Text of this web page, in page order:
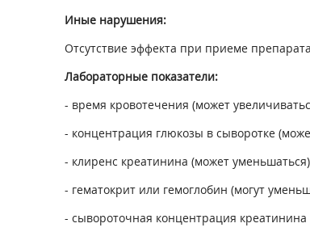
Иные нарушения:
Отсутствие эффекта при приеме препарата
Лабораторные показатели:
- время кровотечения (может
- концентрация глюкозы в сыворотке
- клиренс креатинина (может уменьшаться)
- гематокрит или гемоглобин (могут
- сывороточная концентрация креатинина